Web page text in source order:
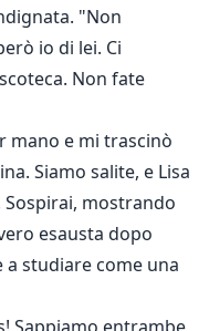
"Non
io di lei. Ci
Non fate
mano e mi trascinò
Siamo salite, e Lisa
mostrando
esausta dopo
studiare come una